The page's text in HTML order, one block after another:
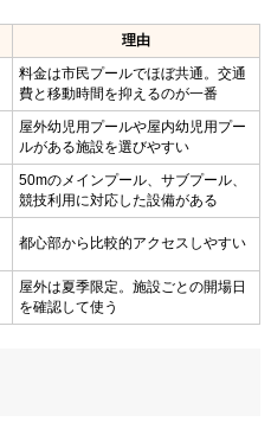
理由
料金は市民プールでほぼ共通。交通
費と移動時間を抑えるのが一番
屋外幼児用プールや屋内幼児用プー
ルがある施設を選びやすい
50mのメインプール、サブプール、
競技利用に対応した設備がある
都心部から比較的アクセスしやすい
屋外は夏季限定。施設ごとの開場日
を確認して使う